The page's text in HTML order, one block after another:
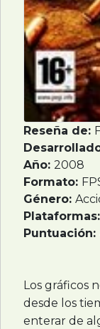
Reseña de:
Año: 2008
Formato:
Género:
Plataformas:
Puntuación:
Los gráficos
desde los
enterar de